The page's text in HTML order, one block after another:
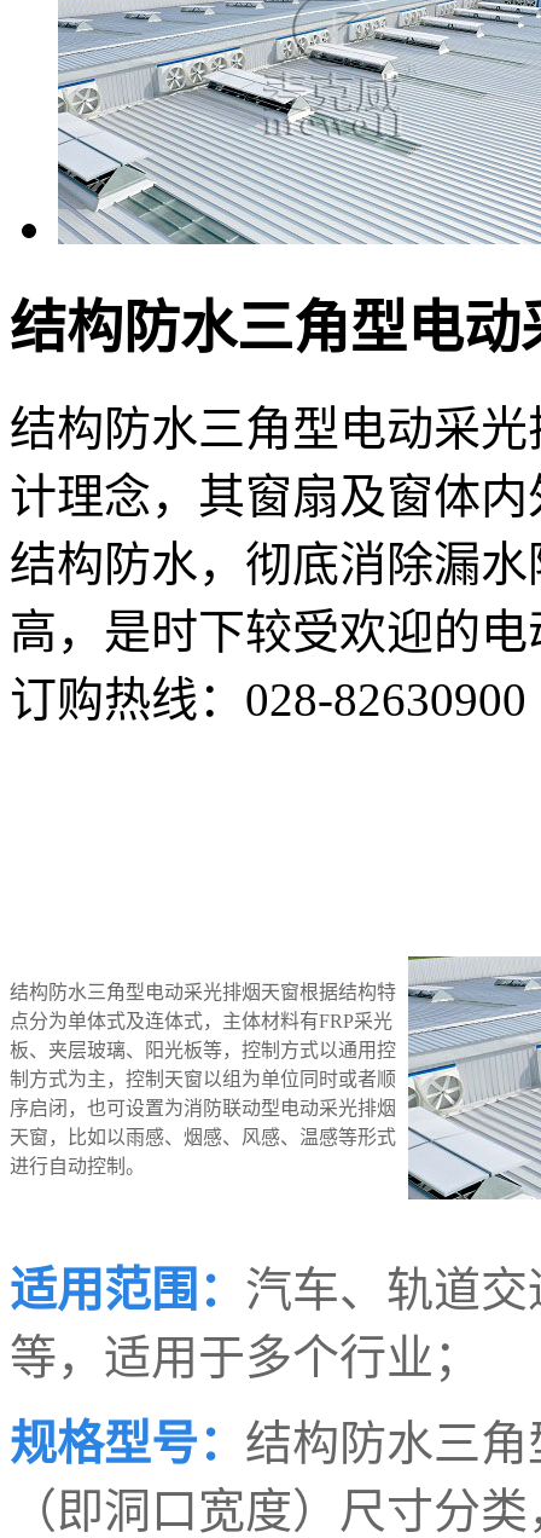
结构防水三角型电动
结构防水三角型电动采
计理念，其窗扇及窗体
结构防水，彻底消除漏
高，是时下较受欢迎的
订购热线： 028-82630900
结构防水三角型电动采光排烟天窗根据结构特
点分为单体式及连体式，主体材料有FRP采光
板、夹层玻璃、阳光板等，控制方式以通用控
制方式为主，控制天窗以组为单位同时或者顺
序启闭，也可设置为消防联动型电动采光排烟
天窗，比如以雨感、烟感、风感、温感等形式
进行自动控制。
适用范围： 汽车、轨道
等，适用于多个行业；
规格型号： 结构防水三
（即洞口宽度）尺寸分